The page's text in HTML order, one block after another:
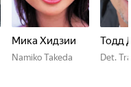
Мика Хидзии
Namiko Takeda
Тодд
Det.